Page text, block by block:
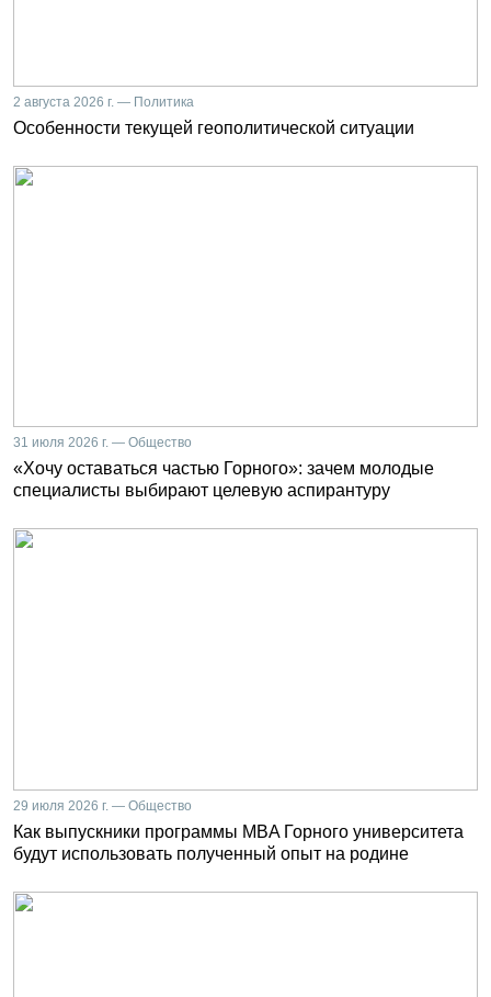
2 августа 2026 г. — Политика
Особенности текущей геополитической ситуации
31 июля 2026 г. — Общество
«Хочу оставаться частью Горного»: зачем молодые
специалисты выбирают целевую аспирантуру
29 июля 2026 г. — Общество
Как выпускники программы MBA Горного университета
будут использовать полученный опыт на родине